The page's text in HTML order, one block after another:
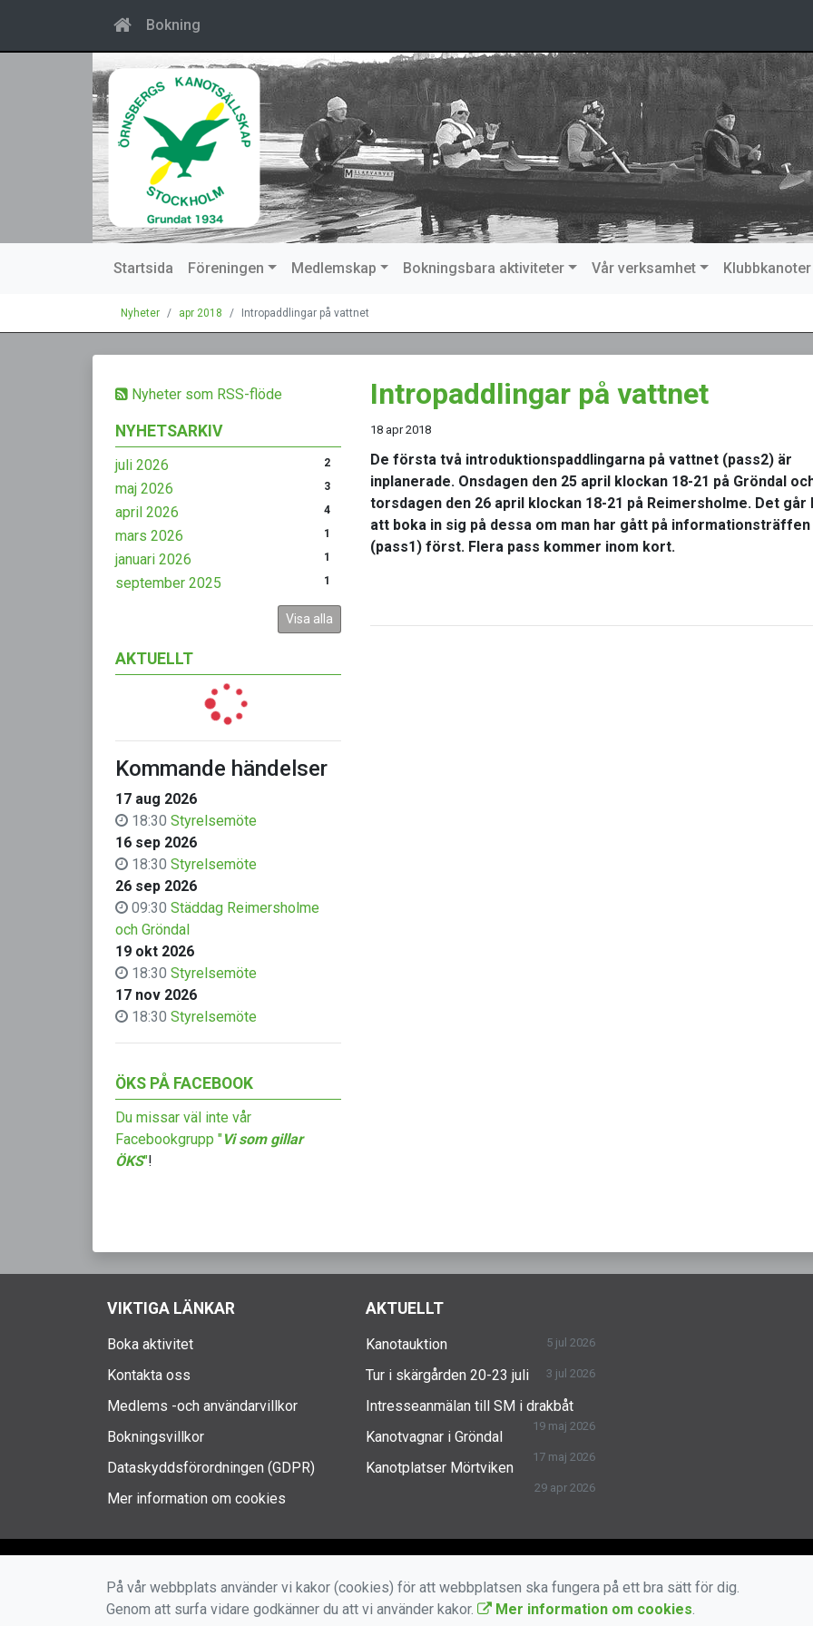
Bokning
Startsida Föreningen Medlemskap Bokningsbara aktiviteter Vår verksamhet Klubbkanoter
Nyheter apr 2018 Intropaddlingar på vattnet
Nyheter som RSS-flöde
NYHETSARKIV
juli 2026 2
maj 2026 3
april 2026 4
mars 2026 1
januari 2026 1
september 2025 1
Visa alla
AKTUELLT
Kommande händelser
17 aug 2026
18:30 Styrelsemöte
16 sep 2026
18:30 Styrelsemöte
26 sep 2026
09:30 Städdag Reimersholme
och Gröndal
19 okt 2026
18:30 Styrelsemöte
17 nov 2026
18:30 Styrelsemöte
ÖKS PÅ FACEBOOK
Du missar väl inte vår
Facebookgrupp "Vi som gillar
ÖKS"!
Intropaddlingar på vattnet
18 apr 2018
De första två introduktionspaddlingarna på vattnet (pass2) är
inplanerade. Onsdagen den 25 april klockan 18-21 på Gröndal
torsdagen den 26 april klockan 18-21 på Reimersholme. Det går
att boka in sig på dessa om man har gått på informationsträffen
(pass1) först. Flera pass kommer inom kort.
VIKTIGA LÄNKAR
Boka aktivitet
Kontakta oss
Medlems -och användarvillkor
Bokningsvillkor
Dataskyddsförordningen (GDPR)
Mer information om cookies
AKTUELLT
Kanotauktion 5 jul 2026
Tur i skärgården 20-23 juli 3 jul 2026
Intresseanmälan till SM i drakbåt
19 maj 2026
Kanotvagnar i Gröndal
17 maj 2026
Kanotplatser Mörtviken
29 apr 2026
På vår webbplats använder vi kakor (cookies) för att webbplatsen ska fungera på ett bra sätt för dig.
Genom att surfa vidare godkänner du att vi använder kakor.
Mer information om cookies.